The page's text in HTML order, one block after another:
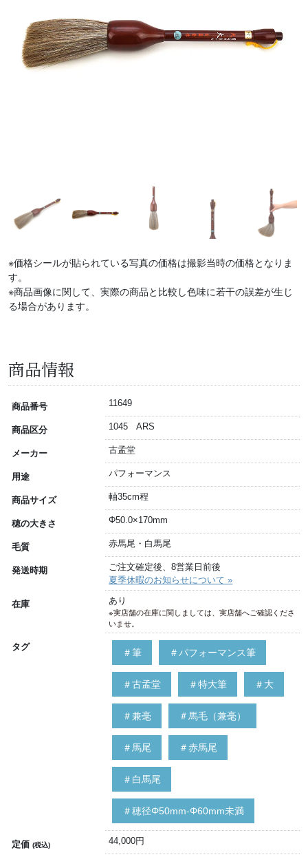
※価格シールが貼られている写真の価格は撮影当時の価格となりま
す。
※商品画像に関して、実際の商品と比較し色味に若干の誤差が生じ
る場合があります。
商品情報
商品番号 11649
商品区分 1045 ARS
メーカー 古孟堂
用途 パフォーマンス
商品サイズ 軸35cm程
穂の大きさ Φ50.0×170mm
毛質 赤馬尾・白馬尾
発送時期
ご注文確定後、8営業日前後
夏季休暇のお知らせについて »
在庫 あり
※実店舗の在庫に関しましては、実店舗へご確認くださ
いませ。
タグ
＃筆 ＃パフォーマンス筆
＃古孟堂 ＃特大筆 ＃大
＃兼毫 ＃馬毛（兼毫）
＃馬尾 ＃赤馬尾
＃白馬尾
＃穂径Φ50mm-Φ60mm未満
定価 (税込) 44,000円